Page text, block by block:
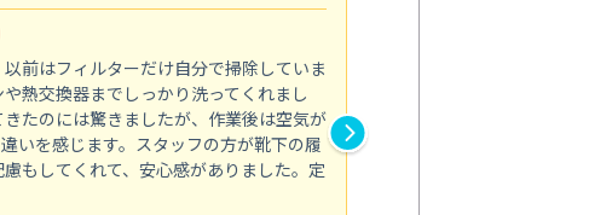
前はフィルターだけ自分で掃除していま
熱交換器までしっかり洗ってくれまし
たのには驚きましたが、作業後は空気が
いを感じます。スタッフの方が靴下の履
もしてくれて、安心感がありました。定